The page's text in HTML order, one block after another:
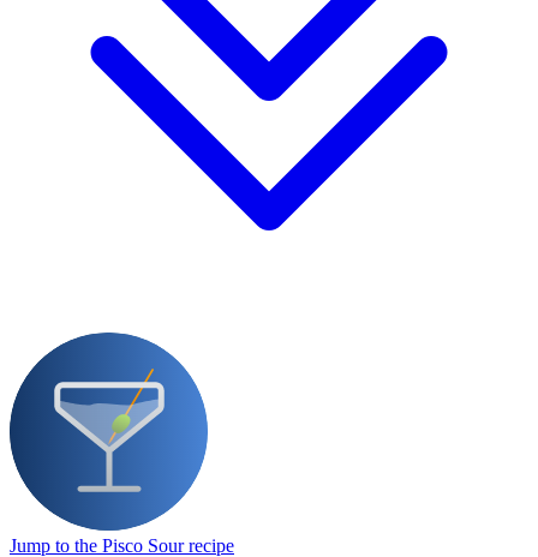
Jump to the Pisco Sour recipe